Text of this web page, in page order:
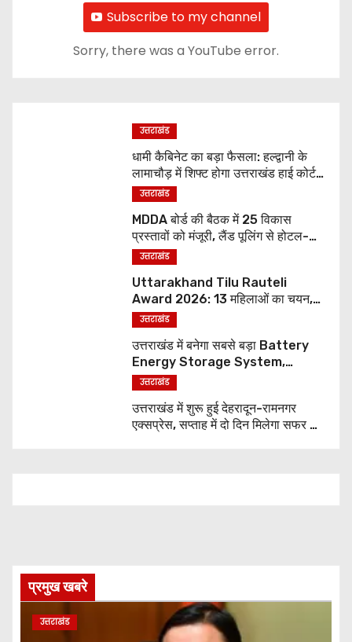
Subscribe to my channel
Sorry, there was a YouTube error.
उत्तराखंड
धामी कैबिनेट का बड़ा फैसला: हल्द्वानी के
लामाचौड़ में शिफ्ट होगा उत्तराखंड हाई कोर्ट,
अन्य महत्वपूर्ण फैसले
उत्तराखंड
MDDA बोर्ड की बैठक में 25 विकास
प्रस्तावों को मंजूरी, लैंड पूलिंग से होटल-
पर्यटन परियोजनाओं को मिलेगी रफ्तार
उत्तराखंड
Uttarakhand Tilu Rauteli
Award 2026: 13 महिलाओं का चयन,
8 अगस्त को सीएम धामी करेंगे सम्मानित
उत्तराखंड
उत्तराखंड में बनेगा सबसे बड़ा Battery
Energy Storage System,
UJVNL लगाएगा 352 करोड़ का प्रोजेक्ट
उत्तराखंड
उत्तराखंड में शुरू हुई देहरादून-रामनगर
एक्सप्रेस, सप्ताह में दो दिन मिलेगा सफर का
प्रमुख खबरे
उत्तराखंड